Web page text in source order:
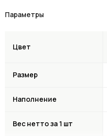
Параметры
Цвет
Размер
Наполнение
Вес нетто за 1 шт